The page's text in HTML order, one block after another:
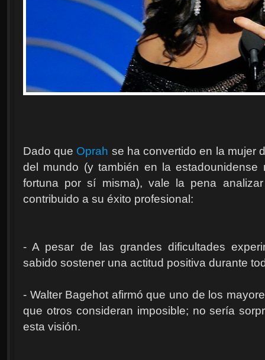
Dado que Oprah se ha convertido en la mujer
del mundo (y también en la
fortuna por sí misma), vale la pena
contribuido a su éxito profesional:
- A pesar de las grandes dificultades
sabido sostener una actitud positiva durante
- Walter Bagehot afirmó que uno de los
que otros consideran imposible; no sería
esta visión.